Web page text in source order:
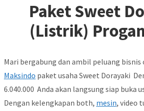
Paket Sweet
(Listrik)
Mari bergabung dan ambil peluang
Maksindo paket usaha Sweet Dorayaki
6.040.000 Anda akan langsung siap buka
Dengan kelengkapan both, mesin, video